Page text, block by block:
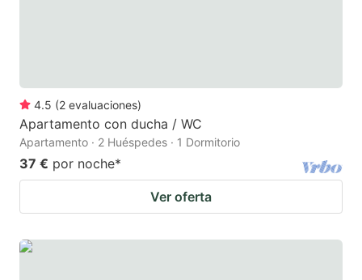
4.5 (2 evaluaciones)
Apartamento con ducha / WC
Apartamento · 2 Huéspedes · 1 Dormitorio
37 € por noche*
Ver oferta